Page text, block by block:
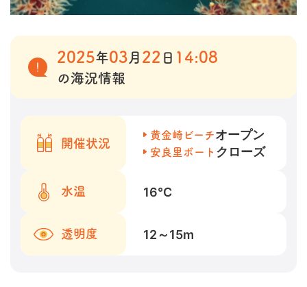
2025年03 月 22 日 14:08
の海況情報
開催状況
黄金崎ビーチオープン
安良里ボート クローズ
水温 16℃
透明度 12～15m